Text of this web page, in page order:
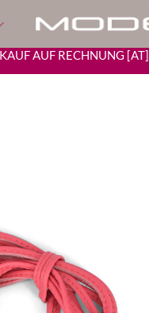
KAUF AUF RECHNUNG [AT]